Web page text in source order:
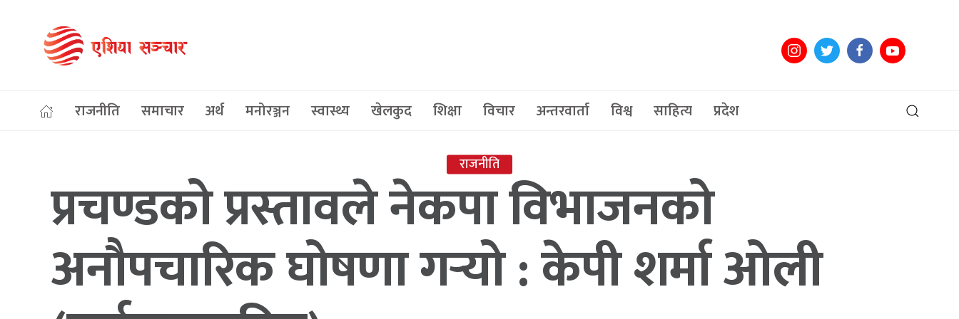
राजनीति समाचार अर्थ मनोरञ्जन स्वास्थ्य खेलकुद शिक्षा विचार अन्तरवार्ता विश्व साहित्य प्रदेश
राजनीति
प्रचण्डको प्रस्तावले नेकपा विभाजनको
अनौपचारिक घोषणा गर्‍यो : केपी शर्मा ओली